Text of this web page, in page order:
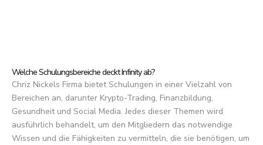
Welche Schulungsbereiche deckt Infinity ab?
Chriz Nickels Firma bietet Schulungen in einer Vielzahl von
Bereichen an, darunter Krypto-Trading, Finanzbildung,
Gesundheit und Social Media. Jedes dieser Themen wird
ausführlich behandelt, um den Mitgliedern das notwendige
Wissen und die Fähigkeiten zu vermitteln, die sie benötigen, um